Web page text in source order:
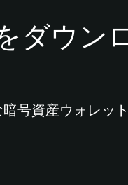
ダウン
号資産ウォレット